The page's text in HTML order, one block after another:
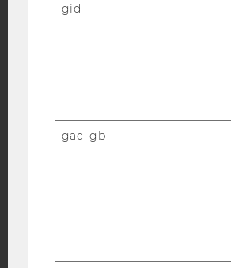
DATENSCHUTZERKLÄRUNG
STUDIENBEWERBER*INNEN
_gid
_gac_gb